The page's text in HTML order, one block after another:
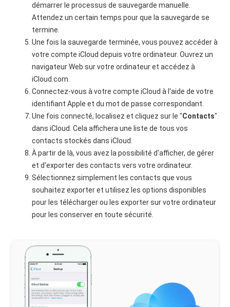
démarrer le processus de sauvegarde manuelle.
Attendez un certain temps pour que la sauvegarde se
termine.
Une fois la sauvegarde terminée, vous pouvez accéder à
votre compte iCloud depuis votre ordinateur. Ouvrez un
navigateur Web sur votre ordinateur et accédez à
iCloud.com.
Connectez-vous à votre compte iCloud à l'aide de votre
identifiant Apple et du mot de passe correspondant.
Une fois connecté, localisez et cliquez sur le "Contacts"
dans iCloud. Cela affichera une liste de tous vos
contacts stockés dans iCloud.
À partir de là, vous avez la possibilité d'afficher, de gérer
et d'exporter des contacts vers votre ordinateur.
Sélectionnez simplement les contacts que vous
souhaitez exporter et utilisez les options disponibles
pour les télécharger ou les exporter sur votre ordinateur
pour les conserver en toute sécurité.